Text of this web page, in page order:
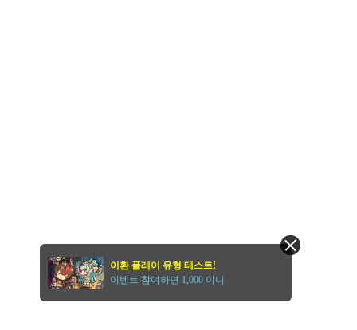
이환 플레이 유형 테스트!
이벤트 참여하면 1,000 이니